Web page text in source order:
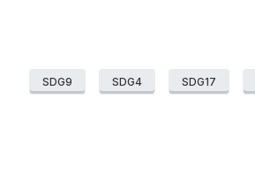
SDG17
SDG4
SDG9